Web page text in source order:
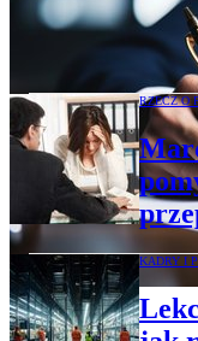
Podpis pod
niezbędny
RZECZ O
KADRY I